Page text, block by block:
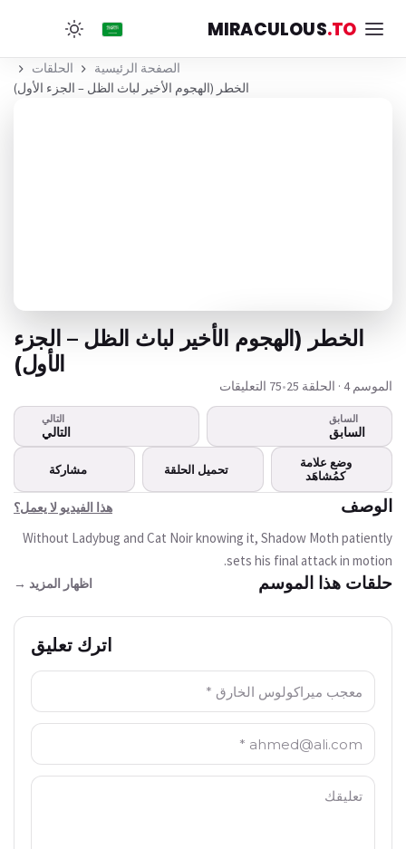
MIRACULOUS.TO
الصفحة الرئيسية
الحلقات
الخطر (الهجوم الأخير لباث الظل – الجزء الأول)
هذا الفيديو لا يعمل؟
هذا الفيديو غير متوفر
حاليا
حاول مرة أخرى
الخطر (الهجوم الأخير لباث الظل – الجزء
الأول)
الموسم 4 · الحلقة 25 •75 التعليقات
السابق
السابق
التالي
التالي
وضع علامة
كمُشاهَد
تحميل الحلقة مشاركة
الوصف هذا الفيديو لا يعمل؟
Without Ladybug and Cat Noir knowing it, Shadow Moth patiently
sets his final attack in motion.
حلقات هذا الموسم اظهار المزيد →
اترك تعليق
الاسم: *
البريد الالكتروني: *